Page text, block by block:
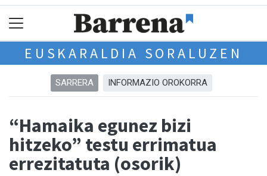
EUSKARALDIA SORALUZEN
SARRERA INFORMAZIO OROKORRA
“Hamaika egunez bizi
hitzeko” testu errimatua
errezitatuta (osorik)